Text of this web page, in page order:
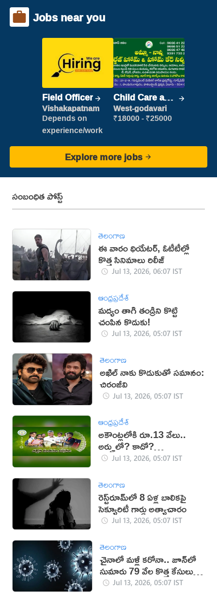
Jobs near you
Field Officer
Vishakapatnam
Depends on
experience/work
Child Care and
Patient care
West-godavari
₹18000 - ₹25000
Explore more jobs
సంబంధిత పోస్ట్
తెలంగాణ
ఈ వారం థియేటర్, ఓటీటీల్లో
కొత్త సినిమాలు రిలీజ్
Jul 13, 2026, 06:07 IST
ఆంధ్రప్రదేశ్
మద్యం తాగి తండ్రిని కొట్టి
చంపిన కొడుకు!
Jul 13, 2026, 05:07 IST
తెలంగాణ
అఖిల్‌ నాకు కొడుకుతో సమానం:
చిరంజీవి
Jul 13, 2026, 05:07 IST
ఆంధ్రప్రదేశ్
అకౌంట్లలోకి రూ.13 వేలు..
అర్హులో? కాదో?
తెలుసుకోండిలా..
Jul 13, 2026, 05:07 IST
తెలంగాణ
రెస్ట్‌రూమ్‌లో 8 ఏళ్ల బాలికపై
సెక్యూరిటీ గార్డు అత్యాచారం
Jul 13, 2026, 05:07 IST
తెలంగాణ
చైనాలో మళ్లీ కరోనా.. జూన్‌లో
సుమారు 79 వేల కొత్త కేసులు
నమోదుJul 13, 2026, 05:07 IST